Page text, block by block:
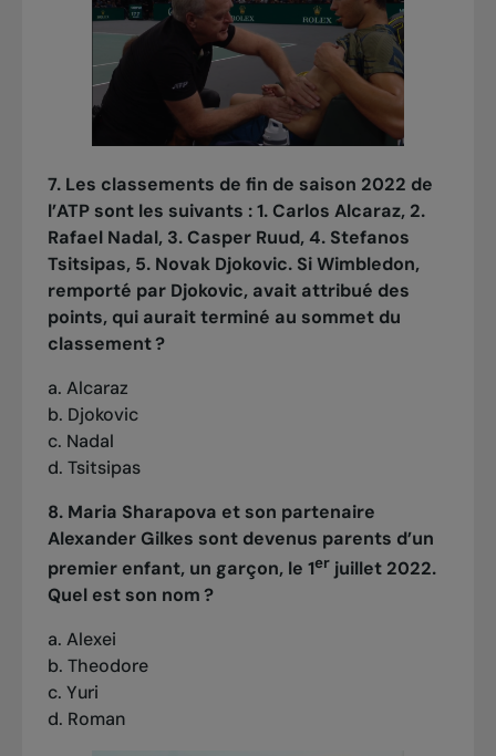
7. Les classements de fin de saison 2022 de
l’ATP sont les suivants : 1. Carlos Alcaraz, 2.
Rafael Nadal, 3. Casper Ruud, 4. Stefanos
Tsitsipas, 5. Novak Djokovic. Si Wimbledon,
remporté par Djokovic, avait attribué des
points, qui aurait terminé au sommet du
classement ?
a. Alcaraz
b. Djokovic
c. Nadal
d. Tsitsipas
8. Maria Sharapova et son partenaire
Alexander Gilkes sont devenus parents d’un
premier enfant, un garçon, le 1erjuillet 2022.
Quel est son nom ?
a. Alexei
b. Theodore
c. Yuri
d. Roman